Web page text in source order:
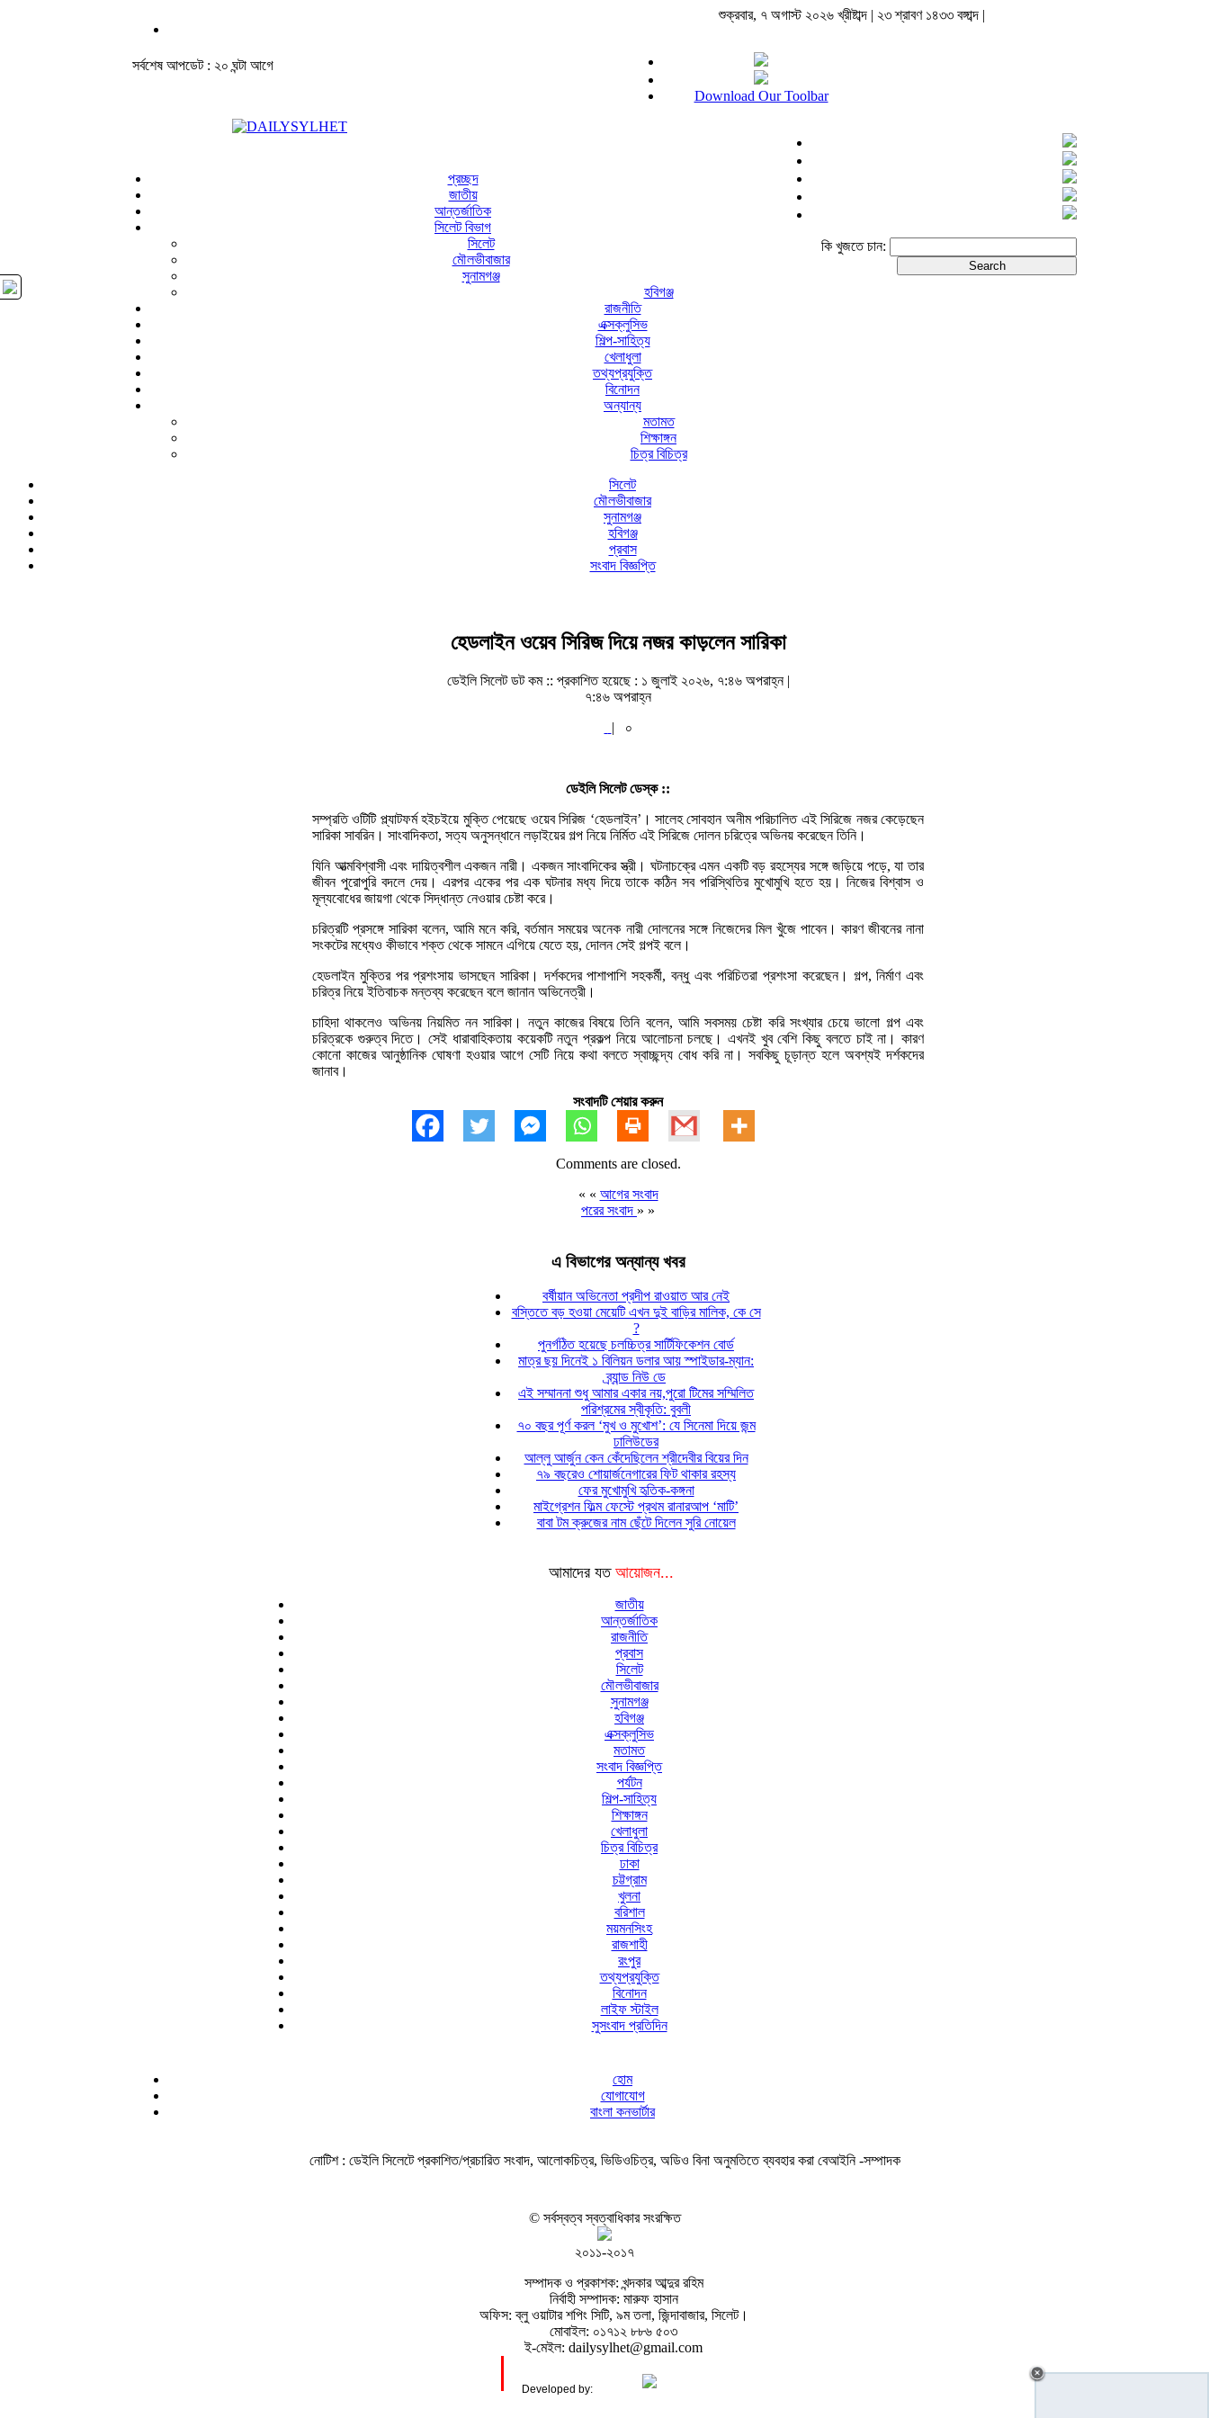
সর্বশেষ আপডেট : ২০ ঘন্টা আগে
শুক্রবার, ৭ অগাস্ট ২০২৬ খ্রীষ্টাব্দ | ২৩ শ্রাবণ ১৪৩৩ বঙ্গাব্দ |
Download Our Toolbar
কি খুজতে চান:
প্রচ্ছদ
জাতীয়
আন্তর্জাতিক
সিলেট বিভাগ
সিলেট
মৌলভীবাজার
সুনামগঞ্জ
হবিগঞ্জ
রাজনীতি
এক্সক্লুসিভ
শিল্প-সাহিত্য
খেলাধুলা
তথ্যপ্রযুক্তি
বিনোদন
অন্যান্য
মতামত
শিক্ষাঙ্গন
চিত্র বিচিত্র
সিলেট
মৌলভীবাজার
সুনামগঞ্জ
হবিগঞ্জ
প্রবাস
সংবাদ বিজ্ঞপ্তি
হেডলাইন ওয়েব সিরিজ দিয়ে নজর কাড়লেন সারিকা
ডেইলি সিলেট ডট কম :: প্রকাশিত হয়েছে : ১ জুলাই ২০২৬, ৭:৪৬ অপরাহ্ন |
৭:৪৬ অপরাহ্ন
|
০
ডেইলি সিলেট ডেস্ক ::
সম্প্রতি ওটিটি প্ল্যাটফর্ম হইচইয়ে মুক্তি পেয়েছে ওয়েব সিরিজ ‘হেডলাইন’। সালেহ সোবহান অনীম পরিচালিত এই সিরিজে নজর কেড়েছেন
সারিকা সাবরিন। সাংবাদিকতা, সত্য অনুসন্ধানে লড়াইয়ের গল্প নিয়ে নির্মিত এই সিরিজে দোলন চরিত্রে অভিনয় করেছেন তিনি।
যিনি আত্মবিশ্বাসী এবং দায়িত্বশীল একজন নারী। একজন সাংবাদিকের স্ত্রী। ঘটনাচক্রে এমন একটি বড় রহস্যের সঙ্গে জড়িয়ে পড়ে, যা তার
জীবন পুরোপুরি বদলে দেয়। এরপর একের পর এক ঘটনার মধ্য দিয়ে তাকে কঠিন সব পরিস্থিতির মুখোমুখি হতে হয়। নিজের বিশ্বাস ও
মূল্যবোধের জায়গা থেকে সিদ্ধান্ত নেওয়ার চেষ্টা করে।
চরিত্রটি প্রসঙ্গে সারিকা বলেন, আমি মনে করি, বর্তমান সময়ের অনেক নারী দোলনের সঙ্গে নিজেদের মিল খুঁজে পাবেন। কারণ জীবনের নানা
সংকটের মধ্যেও কীভাবে শক্ত থেকে সামনে এগিয়ে যেতে হয়, দোলন সেই গল্পই বলে।
হেডলাইন মুক্তির পর প্রশংসায় ভাসছেন সারিকা। দর্শকদের পাশাপাশি সহকর্মী, বন্ধু এবং পরিচিতরা প্রশংসা করেছেন। গল্প, নির্মাণ এবং
চরিত্র নিয়ে ইতিবাচক মন্তব্য করেছেন বলে জানান অভিনেত্রী।
চাহিদা থাকলেও অভিনয় নিয়মিত নন সারিকা। নতুন কাজের বিষয়ে তিনি বলেন, আমি সবসময় চেষ্টা করি সংখ্যার চেয়ে ভালো গল্প এবং
চরিত্রকে গুরুত্ব দিতে। সেই ধারাবাহিকতায় কয়েকটি নতুন প্রকল্প নিয়ে আলোচনা চলছে। এখনই খুব বেশি কিছু বলতে চাই না। কারণ
কোনো কাজের আনুষ্ঠানিক ঘোষণা হওয়ার আগে সেটি নিয়ে কথা বলতে স্বাচ্ছন্দ্য বোধ করি না। সবকিছু চূড়ান্ত হলে অবশ্যই দর্শকদের
জানাব।
সংবাদটি শেয়ার করুন
Comments are closed.
« « আগের সংবাদ
পরের সংবাদ » »
এ বিভাগের অন্যান্য খবর
বর্ষীয়ান অভিনেতা প্রদীপ রাওয়াত আর নেই
বস্তিতে বড় হওয়া মেয়েটি এখন দুই বাড়ির মালিক, কে সে
?
পুনর্গঠিত হয়েছে চলচ্চিত্র সার্টিফিকেশন বোর্ড
মাত্র ছয় দিনেই ১ বিলিয়ন ডলার আয় স্পাইডার-ম্যান:
ব্র্যান্ড নিউ ডে
এই সম্মাননা শুধু আমার একার নয়,পুরো টিমের সম্মিলিত
পরিশ্রমের স্বীকৃতি: বুবলী
৭০ বছর পূর্ণ করল ‘মুখ ও মুখোশ’: যে সিনেমা দিয়ে জন্ম
ঢালিউডের
আল্লু আর্জুন কেন কেঁদেছিলেন শ্রীদেবীর বিয়ের দিন
৭৯ বছরেও শোয়ার্জনেগারের ফিট থাকার রহস্য
ফের মুখোমুখি হৃতিক-কঙ্গনা
মাইগ্রেশন ফিল্ম ফেস্টে প্রথম রানারআপ ‘মাটি’
বাবা টম ক্রুজের নাম ছেঁটে দিলেন সুরি নোয়েল
আমাদের যত আয়োজন...
জাতীয়
আন্তর্জাতিক
রাজনীতি
প্রবাস
সিলেট
মৌলভীবাজার
সুনামগঞ্জ
হবিগঞ্জ
এক্সক্লুসিভ
মতামত
সংবাদ বিজ্ঞপ্তি
পর্যটন
শিল্প-সাহিত্য
শিক্ষাঙ্গন
খেলাধুলা
চিত্র বিচিত্র
ঢাকা
চট্টগ্রাম
খুলনা
বরিশাল
ময়মনসিংহ
রাজশাহী
রংপুর
তথ্যপ্রযুক্তি
বিনোদন
লাইফ স্টাইল
সুসংবাদ প্রতিদিন
হোম
যোগাযোগ
বাংলা কনভার্টার
নোটিশ : ডেইলি সিলেটে প্রকাশিত/প্রচারিত সংবাদ, আলোকচিত্র, ভিডিওচিত্র, অডিও বিনা অনুমতিতে ব্যবহার করা বেআইনি -সম্পাদক
© সর্বস্বত্ব স্বত্বাধিকার সংরক্ষিত
২০১১-২০১৭
সম্পাদক ও প্রকাশক: খন্দকার আব্দুর রহিম
নির্বাহী সম্পাদক: মারুফ হাসান
অফিস: ব্লু ওয়াটার শপিং সিটি, ৯ম তলা, জিন্দাবাজার, সিলেট।
মোবাইল: ০১৭১২ ৮৮৬ ৫০৩
ই-মেইল: dailysylhet@gmail.com
Developed by: